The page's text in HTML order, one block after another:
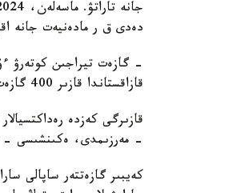
دەدى ق ر مادەنيەت جانە
- گازەت تيراجىن كوتەرۋ
قازاقستاندا قازىر 400 گازەت دۇڭگىرشەگى عانا بار.
قازىرگى كەزدە
- مەرزىمدى، ەكىنشىسى -
كەيبىر گازەتتەر ساپالى